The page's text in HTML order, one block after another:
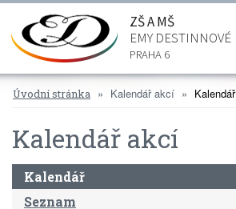
ZŠ A MŠ
EMY DESTINNOVÉ
PRAHA 6
Úvodní stránka Kalendář akcí Kalendář
Kalendář akcí
Kalendář
Seznam